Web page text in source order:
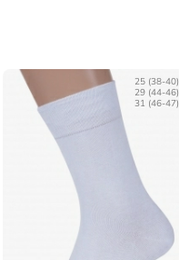
25 (38-40)
29 (44-46)
31 (46-47)